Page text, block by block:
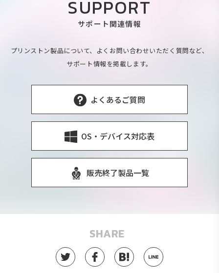
SUPPORT
サポート関連情報
プリンストン製品について、よくお問い合わせいただく質問など、
サポート情報を掲載します。
よくあるご質問
OS・デバイス対応表
販売終了製品一覧
SHARE